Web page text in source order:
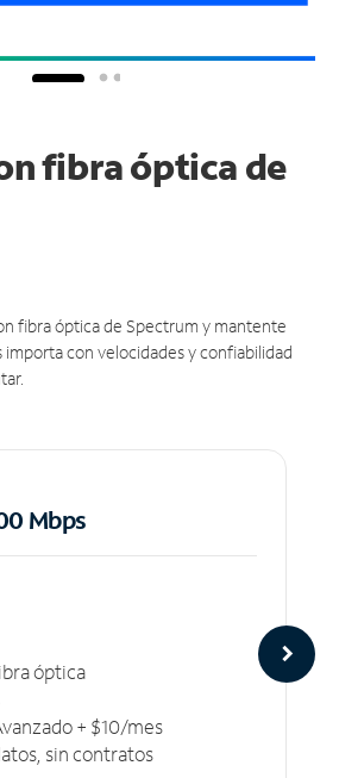
fibra óptica de
fibra óptica de Spectrum y mantente
con velocidades y confiabilidad
Mbps
óptica
+ $10/mes
sin contratos